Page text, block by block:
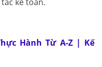
Hành Từ A-Z | Kế